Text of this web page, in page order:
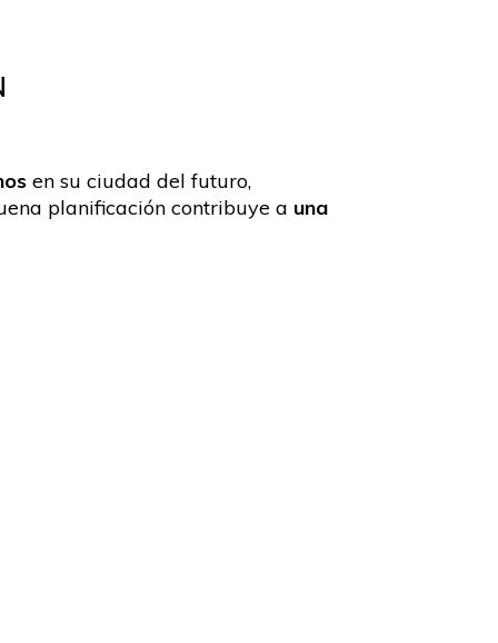
en su ciudad del futuro,
planificación contribuye a una